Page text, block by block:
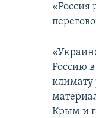
Россию
климату
Крым и